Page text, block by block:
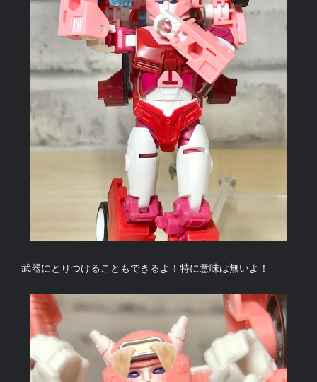
武器にとりつけることもできるよ！特に意味は無いよ！